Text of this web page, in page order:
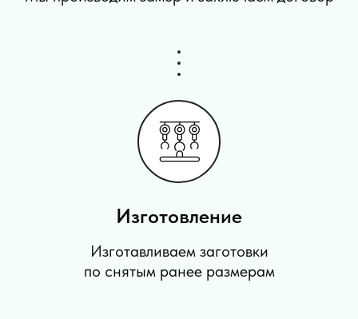
Изготовление
Изготавливаем заготовки
по снятым ранее размерам